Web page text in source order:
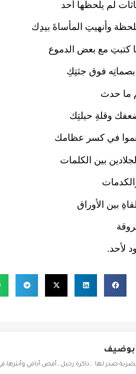
لم يلحظها أحد
وأنهيتِ المأساةَ بيدِك
كتبتِ مع بعض الدموع
فوق جثتِكِ
ما حدث
وقلةِ حيلتِك
في كسر عظامك
بين الكلمات
بين الأوراق
لأحد.
صدر لها: ـ ذاكرة رحيل ـ أقص أيامي وأنثرها